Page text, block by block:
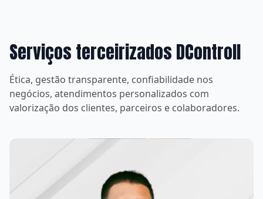
Serviços terceirizados DControll
Ética, gestão transparente, confiabilidade nos
negócios, atendimentos personalizados com
valorização dos clientes, parceiros e colaboradores.